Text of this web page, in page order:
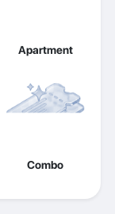
Apartment
Combo